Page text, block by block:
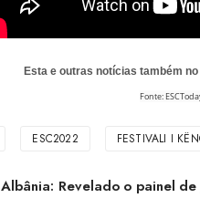
Esta e outras notícias também
Fonte:
ESC2022 FESTIVALI I
Albânia: Revelado o painel